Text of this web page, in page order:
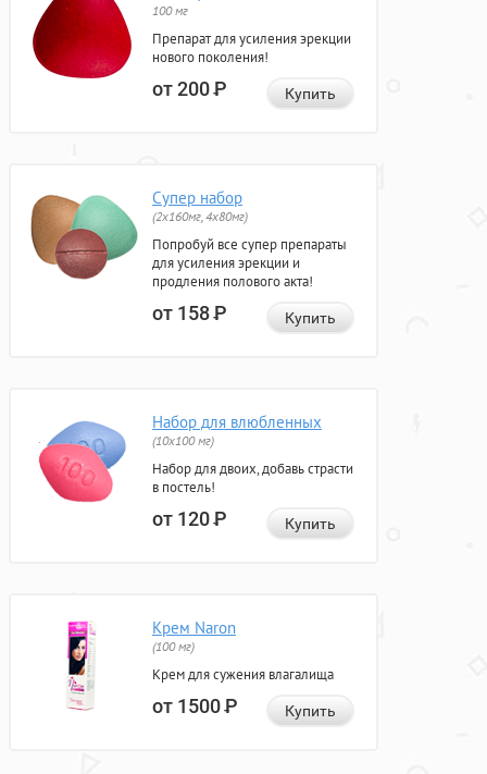
100 мг
Препарат для усиления эрекции
нового поколения!
от 200Р Купить
Супер набор
(2х160мг, 4х80мг)
Попробуй все супер препараты
для усиления эрекции и
продления полового акта!
от 158Р Купить
Набор для влюбленных
(10х100 мг)
Набор для двоих, добавь страсти
в постель!
от 120Р Купить
Крем Naron
(100 мг)
Крем для сужения влагалища
от 1500Р Купить